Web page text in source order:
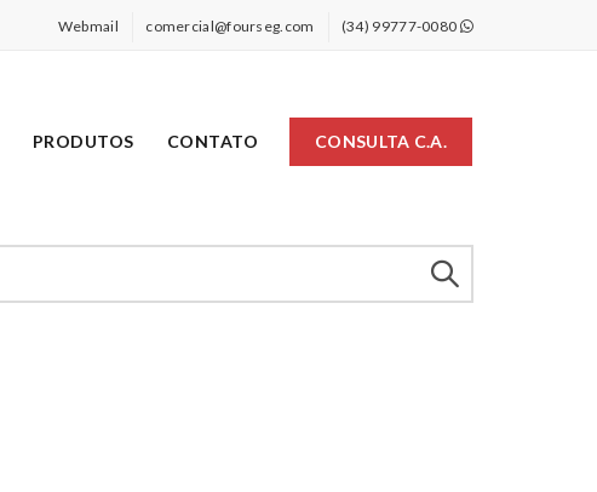
Webmail comercial@fourseg.com (34) 99777-0080
PRODUTOS CONTATO CONSULTA C.A.